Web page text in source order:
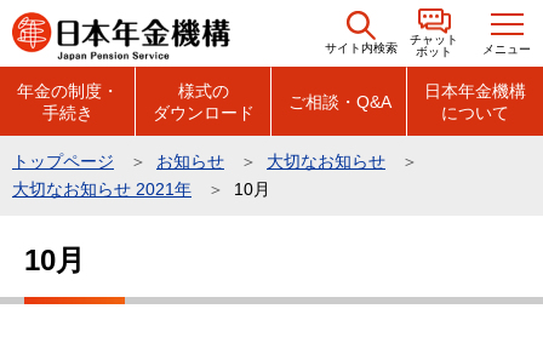
こ
の
す
サイト内検索
チャット
ボット
メニュー
年金の制度・
手続き
様式の
ダウンロード
ご相談・Q&A
日本年金機構
について
トップページ お知らせ
大切なお知らせ
大切なお知らせ 2021年
10月
こ
10月